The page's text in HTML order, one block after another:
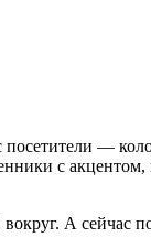
—
с акцентом,
А сейчас